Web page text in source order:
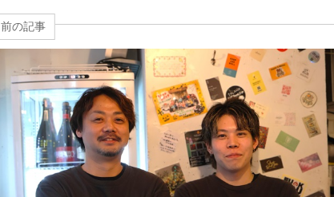
前の記事